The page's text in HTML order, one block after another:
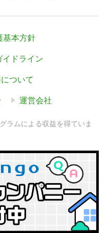
基本方針
ドライン
ついて
運営会社
ラムによる収益を得ていま